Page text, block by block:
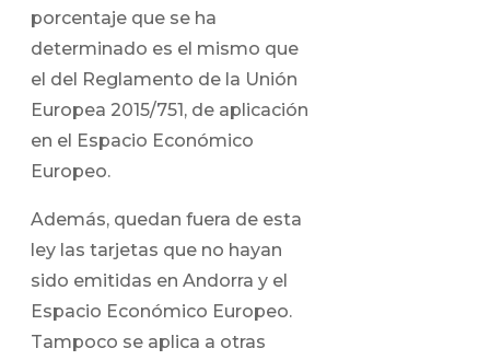
porcentaje que se ha
determinado es el mismo que
el del Reglamento de la Unión
Europea 2015/751, de aplicación
en el Espacio Económico
Europeo.
Además, quedan fuera de esta
ley las tarjetas que no hayan
sido emitidas en Andorra y el
Espacio Económico Europeo.
Tampoco se aplica a otras